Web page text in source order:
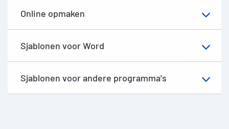
Online opmaken
Sjablonen voor Word
Sjablonen voor andere programma's